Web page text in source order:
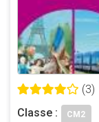
(3)
Classe :
CM2